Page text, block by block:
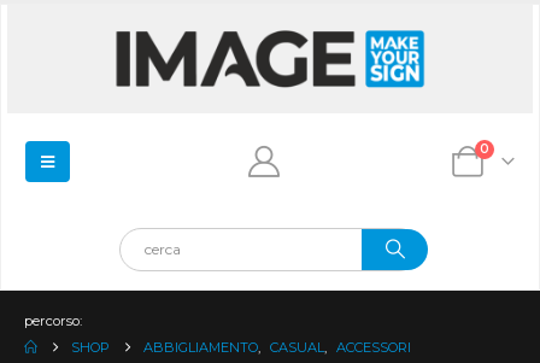
0
percorso:
SHOP
ABBIGLIAMENTO CASUAL ACCESSORI